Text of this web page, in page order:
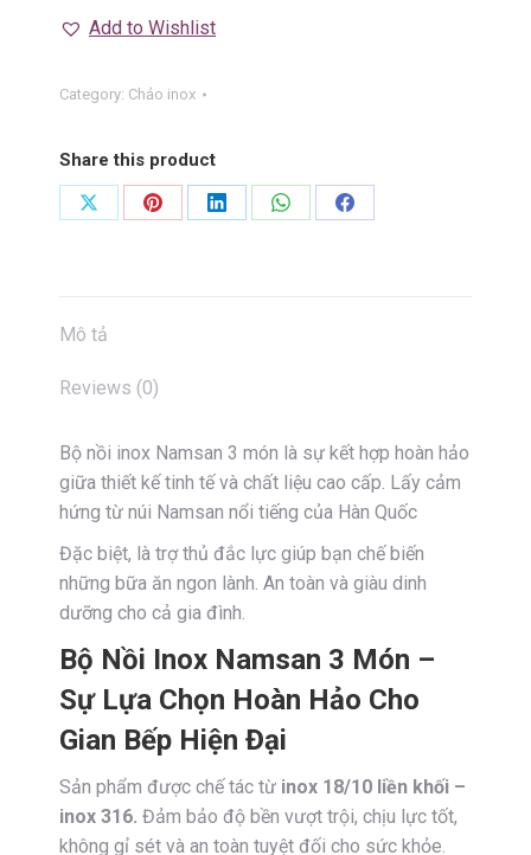
Add to Wishlist
Category: Chảo inox
Share this product
Mô tả
Reviews (0)
Bộ nồi inox Namsan 3 món là sự kết hợp hoàn hảo
giữa thiết kế tinh tế và chất liệu cao cấp. Lấy cảm
hứng từ núi Namsan nổi tiếng của Hàn Quốc
Đặc biệt, là trợ thủ đắc lực giúp bạn chế biến
những bữa ăn ngon lành. An toàn và giàu dinh
dưỡng cho cả gia đình.
Bộ Nồi Inox Namsan 3 Món –
Sự Lựa Chọn Hoàn Hảo Cho
Gian Bếp Hiện Đại
Sản phẩm được chế tác từ inox 18/10 liền khối –
inox 316. Đảm bảo độ bền vượt trội, chịu lực tốt,
không gỉ sét và an toàn tuyệt đối cho sức khỏe.